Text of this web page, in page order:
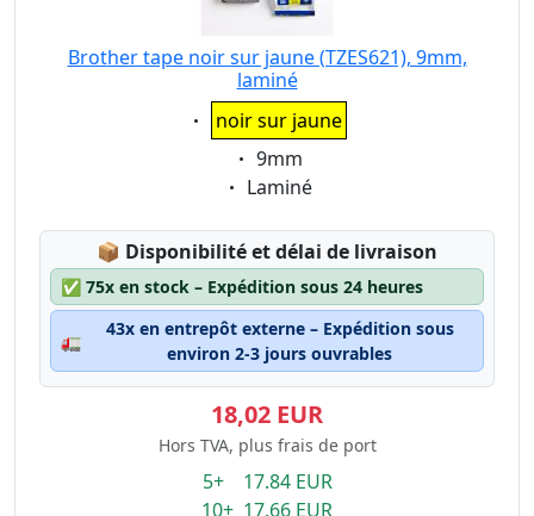
Brother tape noir sur jaune (TZES621), 9mm,
laminé
Eigenschaft:
noir sur jaune
Eigenschaft:
9mm
Eigenschaft:
Laminé
📦 Lagerstatus:
Disponibilité et délai de livraison
✅ 75x en stock – Expédition sous 24 heures
🚛
43x en entrepôt externe – Expédition sous
environ 2-3 jours ouvrables
18,02 EUR
Hors TVA, plus frais de port
5+ 17.84 EUR
10+ 17.66 EUR